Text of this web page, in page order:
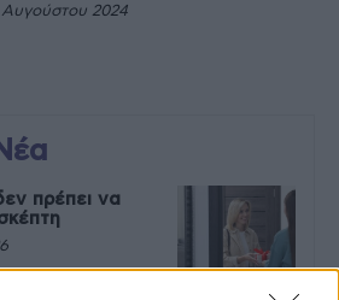
Αυγούστου 2024
πρέπει να